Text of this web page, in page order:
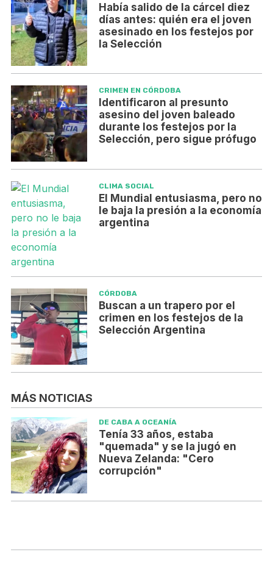
Había salido de la cárcel diez
días antes: quién era el joven
asesinado en los festejos por
la Selección
CRIMEN EN CÓRDOBA
Identificaron al presunto
asesino del joven baleado
durante los festejos por la
Selección, pero sigue prófugo
CLIMA SOCIAL
El Mundial entusiasma, pero no
le baja la presión a la economía
argentina
CÓRDOBA
Buscan a un trapero por el
crimen en los festejos de la
Selección Argentina
MÁS NOTICIAS
DE CABA A OCEANÍA
Tenía 33 años, estaba
"quemada" y se la jugó en
Nueva Zelanda: "Cero
corrupción"